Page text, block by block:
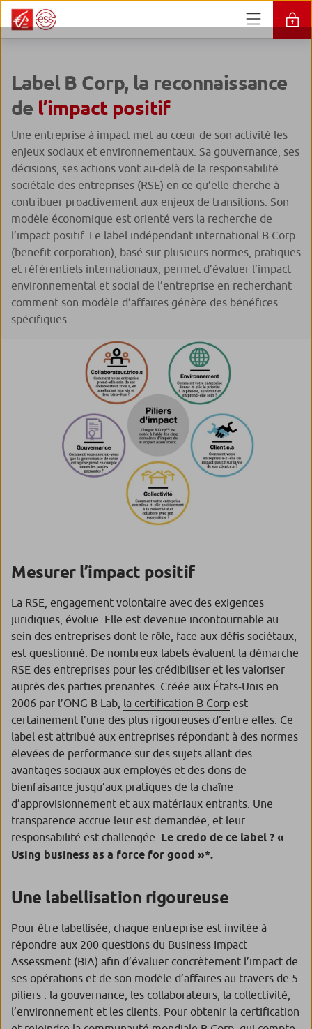
Label B Corp, la reconnaissance
de l’impact positif
Une entreprise à impact met au cœur de son activité les
enjeux sociaux et environnementaux. Sa gouvernance, ses
décisions, ses actions vont au-delà de la responsabilité
sociétale des entreprises (RSE) en ce qu’elle cherche à
contribuer proactivement aux enjeux de transitions. Son
modèle économique est orienté vers la recherche de
l’impact positif. Le label indépendant international B Corp
(benefit corporation), basé sur plusieurs normes, pratiques
et référentiels internationaux, permet d’évaluer l’impact
environnemental et social de l’entreprise en recherchant
comment son modèle d’affaires génère des bénéfices
spécifiques.
Mesurer l’impact positif
La RSE, engagement volontaire avec des exigences
juridiques, évolue. Elle est devenue incontournable au
sein des entreprises dont le rôle, face aux défis sociétaux,
est questionné. De nombreux labels évaluent la démarche
RSE des entreprises pour les crédibiliser et les valoriser
auprès des parties prenantes. Créée aux États-Unis en
2006 par l’ONG B Lab, la certification B Corp est
certainement l’une des plus rigoureuses d’entre elles. Ce
label est attribué aux entreprises répondant à des normes
élevées de performance sur des sujets allant des
avantages sociaux aux employés et des dons de
bienfaisance jusqu’aux pratiques de la chaîne
d’approvisionnement et aux matériaux entrants. Une
transparence accrue leur est demandée, et leur
responsabilité est challengée. Le credo de ce label ? «
Using business as a force for good »*.
Une labellisation rigoureuse
Pour être labellisée, chaque entreprise est invitée à
répondre aux 200 questions du Business Impact
Assessment (BIA) afin d’évaluer concrètement l’impact de
ses opérations et de son modèle d’affaires au travers de 5
piliers : la gouvernance, les collaborateurs, la collectivité,
l’environnement et les clients. Pour obtenir la certification